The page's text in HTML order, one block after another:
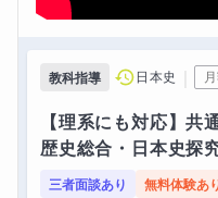
教科指導 日本史
【理系にも対応】
歴史総合・日本史探
三者面談あり 無料体験あ